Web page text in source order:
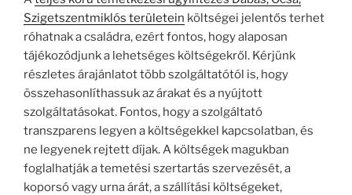
Szigetszentmiklós területein költségei jelentős terhet
róhatnak a családra, ezért fontos, hogy alaposan
tájékozódjunk a lehetséges költségekről. Kérjünk
részletes árajánlatot több szolgáltatótól is, hogy
összehasonlíthassuk az árakat és a nyújtott
szolgáltatásokat. Fontos, hogy a szolgáltató
transzparens legyen a költségekkel kapcsolatban, és
ne legyenek rejtett díjak. A költségek magukban
foglalhatják a temetési szertartás szervezését, a
koporsó vagy urna árát, a szállítási költségeket,